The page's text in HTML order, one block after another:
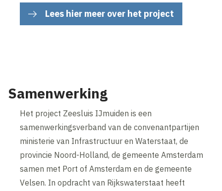
Lees hier meer over het project
Wijzig cookie instellingen
Samenwerking
Het project Zeesluis IJmuiden is een
samenwerkingsverband van de convenantpartijen
ministerie van Infrastructuur en Waterstaat, de
provincie Noord-Holland, de gemeente Amsterdam
samen met Port of Amsterdam en de gemeente
Velsen. In opdracht van Rijkswaterstaat heeft